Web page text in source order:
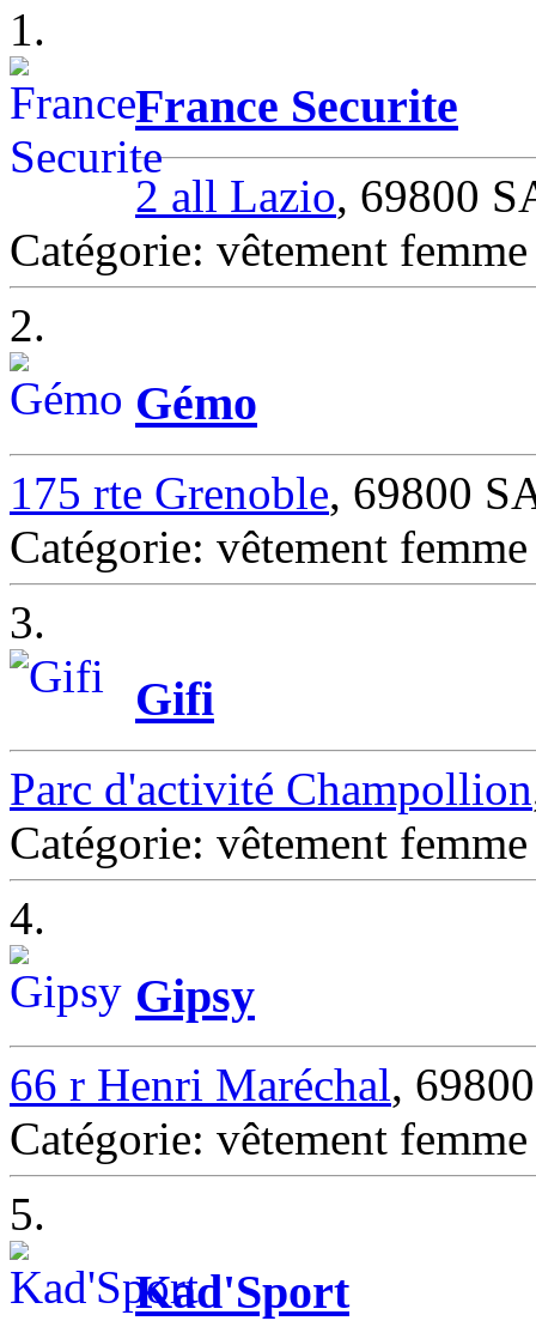
1.
France Securite
2 all Lazio, 69800
Catégorie: vêtement
2.
Gémo
175 rte Grenoble, 69800
Catégorie: vêtement
3.
Gifi
Parc d'activité Champollion
Catégorie: vêtement
4.
Gipsy
66 r Henri Maréchal,
Catégorie: vêtement
5.
Kad'Sport